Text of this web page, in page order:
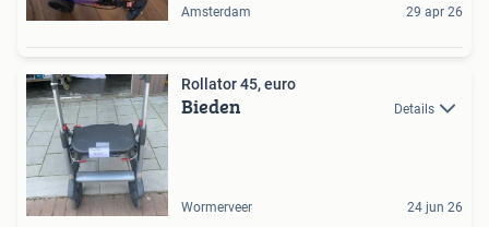
Amsterdam 29 apr 26
Rollator 45, euro
Bieden Details
Wormerveer 24 jun 26